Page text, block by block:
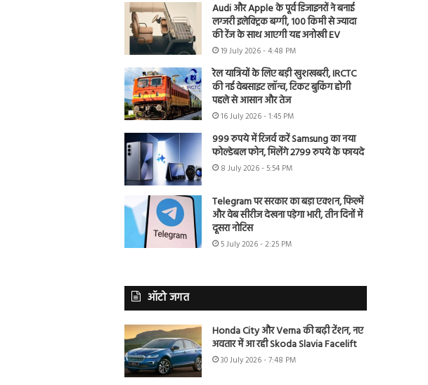
Audi और Apple के पूर्व डिजाइनरों ने बनाई
लग्जरी इलेक्ट्रिक बग्गी, 100 किमी से ज्यादा
की रेंज के साथ आएगी यह अनोखी EV
19 July 2026 - 4:48 PM
रेल यात्रियों के लिए बड़ी खुशखबरी, IRCTC
की नई वेबसाइट लॉन्च, टिकट बुकिंग होगी
पहले से आसान और तेज
16 July 2026 - 1:45 PM
999 रुपये में रिजर्व करें Samsung का नया
फोल्डेबल फोन, मिलेंगे 2799 रुपये के फायदे
8 July 2026 - 5:54 PM
Telegram पर सरकार का बड़ा एक्शन, फिल्में
और वेब सीरीज देखना पड़ेगा भारी, तीन दिनों में
दूसरा नोटिस
5 July 2026 - 2:25 PM
ऑटो जगत
Honda City और Verna की बढ़ी टेंशन, नए
अवतार में आ रही Skoda Slavia Facelift
30 July 2026 - 7:48 PM